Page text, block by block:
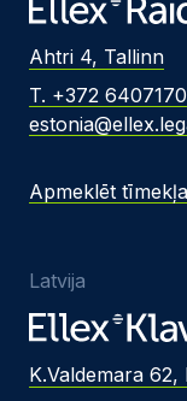
Ahtri 4, Tallinn
T. +372 6407170
Apmeklēt
Latvija
K.Valdemara 62,